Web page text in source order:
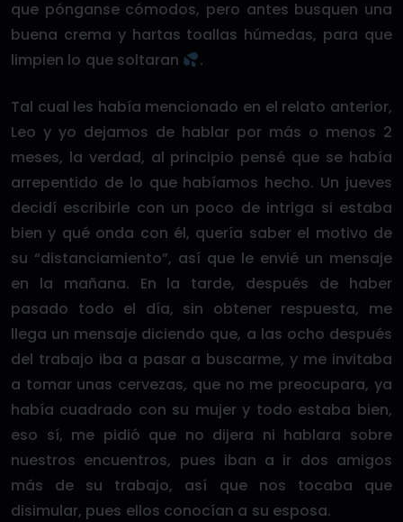
que pónganse cómodos, pero antes busquen una
buena crema y hartas toallas húmedas, para que
limpien lo que soltaran
.
Tal cual les había mencionado en el relato anterior,
Leo y yo dejamos de hablar por más o menos 2
meses, la verdad, al principio pensé que se había
arrepentido de lo que habíamos hecho. Un jueves
decidí escribirle con un poco de intriga si estaba
bien y qué onda con él, quería saber el motivo de
su “distanciamiento”, así que le envié un mensaje
en la mañana. En la tarde, después de haber
pasado todo el día, sin obtener respuesta, me
llega un mensaje diciendo que, a las ocho después
del trabajo iba a pasar a buscarme, y me invitaba
a tomar unas cervezas, que no me preocupara, ya
había cuadrado con su mujer y todo estaba bien,
eso sí, me pidió que no dijera ni hablara sobre
nuestros encuentros, pues iban a ir dos amigos
más de su trabajo, así que nos tocaba que
disimular, pues ellos conocían a su esposa.